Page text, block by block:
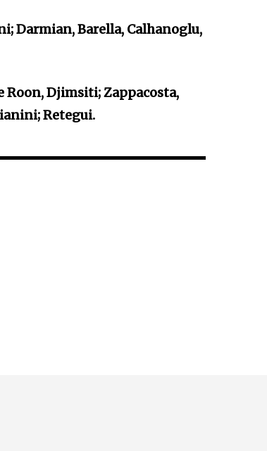
Darmian, Barella, Calhanoglu,
Roon, Djimsiti; Zappacosta,
Retegui.